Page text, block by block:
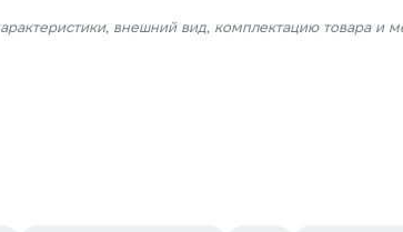
внешний вид, комплектацию товара и